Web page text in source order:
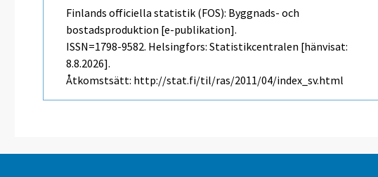
Finlands officiella statistik (FOS): Byggnads- och
bostadsproduktion [e-publikation].
ISSN=1798-9582. Helsingfors: Statistikcentralen [hänvisat:
8.8.2026].
Åtkomstsätt: http://stat.fi/til/ras/2011/04/index_sv.html